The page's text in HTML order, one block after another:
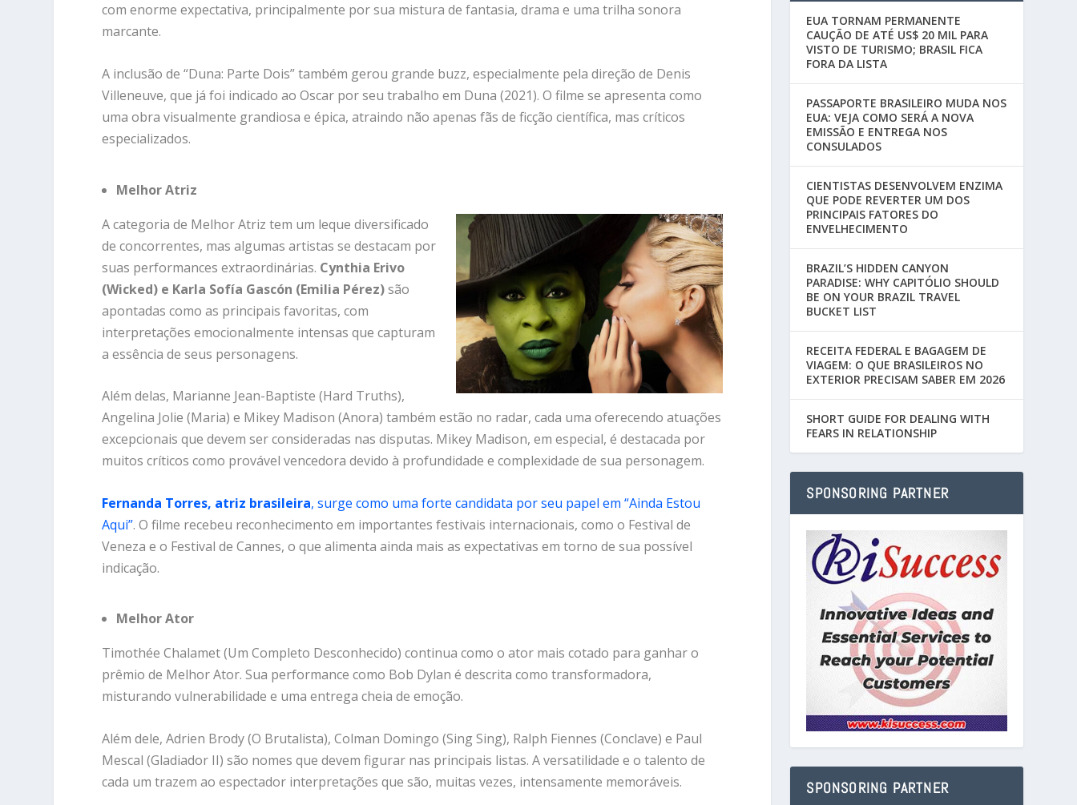
com enorme expectativa, principalmente por sua mistura de fantasia, drama e uma trilha sonora
marcante.
A inclusão de “Duna: Parte Dois” também gerou grande buzz, especialmente pela direção de Denis
Villeneuve, que já foi indicado ao Oscar por seu trabalho em Duna (2021). O filme se apresenta como
uma obra visualmente grandiosa e épica, atraindo não apenas fãs de ficção científica, mas críticos
especializados.
Melhor Atriz
A categoria de Melhor Atriz tem um leque diversificado
de concorrentes, mas algumas artistas se destacam por
suas performances extraordinárias. Cynthia Erivo
(Wicked) e Karla Sofía Gascón (Emilia Pérez)são
apontadas como as principais favoritas, com
interpretações emocionalmente intensas que capturam
a essência de seus personagens.
Além delas, Marianne Jean-Baptiste (Hard Truths),
Angelina Jolie (Maria) e Mikey Madison (Anora) também estão no radar, cada uma oferecendo atuações
excepcionais que devem ser consideradas nas disputas. Mikey Madison, em especial, é destacada por
muitos críticos como provável vencedora devido à profundidade e complexidade de sua personagem.
Fernanda Torres, atriz brasileira, surge como uma forte candidata por seu papel em “Ainda Estou
Aqui”. O filme recebeu reconhecimento em importantes festivais internacionais, como o Festival de
Veneza e o Festival de Cannes, o que alimenta ainda mais as expectativas em torno de sua possível
indicação.
Melhor Ator
Timothée Chalamet (Um Completo Desconhecido) continua como o ator mais cotado para ganhar o
prêmio de Melhor Ator. Sua performance como Bob Dylan é descrita como transformadora,
misturando vulnerabilidade e uma entrega cheia de emoção.
Além dele, Adrien Brody (O Brutalista), Colman Domingo (Sing Sing), Ralph Fiennes (Conclave) e Paul
Mescal (Gladiador II) são nomes que devem figurar nas principais listas. A versatilidade e o talento de
cada um trazem ao espectador interpretações que são, muitas vezes, intensamente memoráveis.
EUA TORNAM PERMANENTE
CAUÇÃO DE ATÉ US$ 20 MIL PARA
VISTO DE TURISMO; BRASIL FICA
FORA DA LISTA
PASSAPORTE BRASILEIRO MUDA NOS
EUA: VEJA COMO SERÁ A NOVA
EMISSÃO E ENTREGA NOS
CONSULADOS
CIENTISTAS DESENVOLVEM ENZIMA
QUE PODE REVERTER UM DOS
PRINCIPAIS FATORES DO
ENVELHECIMENTO
BRAZIL’S HIDDEN CANYON
PARADISE: WHY CAPITÓLIO SHOULD
BE ON YOUR BRAZIL TRAVEL
BUCKET LIST
RECEITA FEDERAL E BAGAGEM DE
VIAGEM: O QUE BRASILEIROS NO
EXTERIOR PRECISAM SABER EM 2026
SHORT GUIDE FOR DEALING WITH
FEARS IN RELATIONSHIP
SPONSORING PARTNER
SPONSORING PARTNER